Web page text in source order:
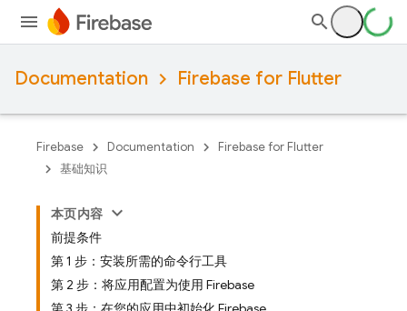
Documentation Firebase for Flutter
Firebase Documentation
Firebase for Flutter
基础知识
本页内容
前提条件
第 1 步：安装所需的命令行工具
第 2 步：将应用配置为使用 Firebase